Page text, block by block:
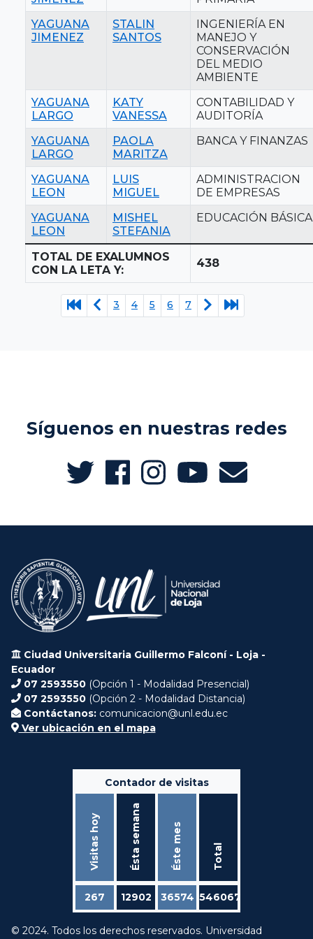
YAGUANA
JIMENEZ
STALIN
SANTOS
INGENIERÍA EN
MANEJO Y
CONSERVACIÓN
DEL MEDIO
AMBIENTE
YAGUANA
LARGO
KATY
VANESSA
CONTABILIDAD Y
AUDITORÍA
YAGUANA
LARGO
PAOLA
MARITZA
BANCA Y FINANZAS
YAGUANA
LEON
LUIS
MIGUEL
ADMINISTRACION
DE EMPRESAS
YAGUANA
LEON
MISHEL
STEFANIA
EDUCACIÓN BÁSICA
TOTAL DE EXALUMNOS
CON LA LETA Y:
438
3 4 5 6 7
Síguenos en nuestras redes
Ciudad Universitaria Guillermo Falconí - Loja -
Ecuador
07 2593550 (Opción 1 - Modalidad Presencial)
07 2593550 (Opción 2 - Modalidad Distancia)
Contáctanos: comunicacion@unl.edu.ec
Ver ubicación en el mapa
Contador de visitas
Visitas hoy Ésta semana Éste mes Total
267 12902 36574 546067
© 2024. Todos los derechos reservados. Universidad